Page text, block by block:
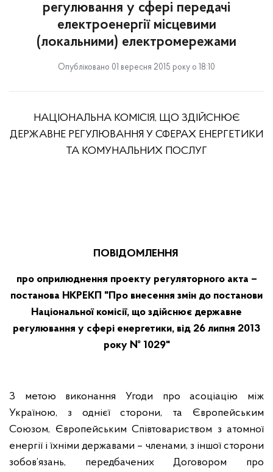
регулювання у сфері передачі
електроенергії місцевими
(локальними) електромережами
Опубліковано 01 вересня 2015 року о 18:10
НАЦІОНАЛЬНА КОМІСІЯ, ЩО ЗДІЙСНЮЄ
ДЕРЖАВНЕ РЕГУЛЮВАННЯ У СФЕРАХ ЕНЕРГЕТИКИ
ТА КОМУНАЛЬНИХ ПОСЛУГ
ПОВІДОМЛЕННЯ
про оприлюднення проекту регуляторного акта –
постанова НКРЕКП "Про внесення змін до постанови
Національної комісії, що здійснює державне
регулювання у сфері енергетики, від 26 липня 2013
року № 1029"
З метою виконання Угоди про асоціацію між
Україною, з однієї сторони, та Європейським
Союзом, Європейським Співтовариством з атомної
енергії і їхніми державами – членами, з іншої сторони
зобов’язань, передбачених Договором про